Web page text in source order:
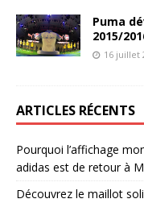
Puma
2015/
16 juillet
ARTICLES RÉCENTS
Pourquoi l’affichage
adidas est de retour à
Découvrez le maillot